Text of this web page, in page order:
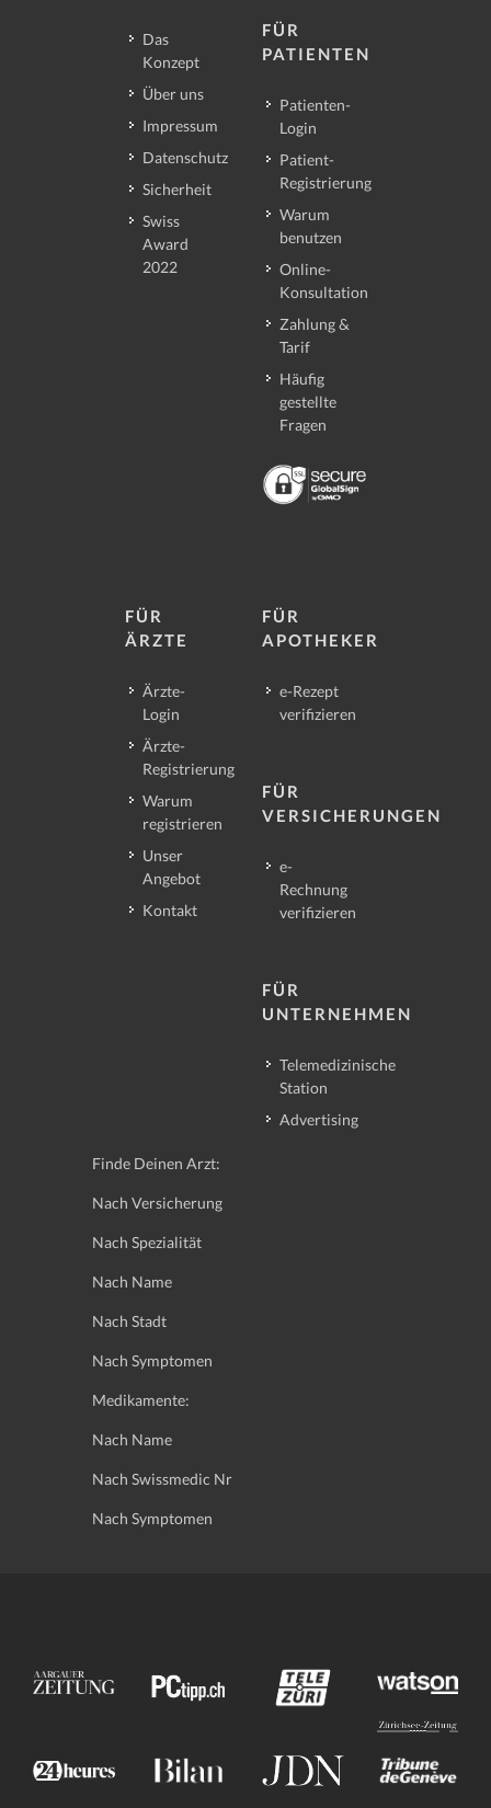
Das
Konzept
Über uns
Impressum
Datenschutz
Sicherheit
Swiss
Award
2022
FÜR
PATIENTEN
Patienten-
Login
Patient-
Registrierung
Warum
benutzen
Online-
Konsultation
Zahlung &
Tarif
Häufig
gestellte
Fragen
FÜR
ÄRZTE
Ärzte-
Login
Ärzte-
Registrierung
Warum
registrieren
Unser
Angebot
Kontakt
FÜR
APOTHEKER
e-Rezept
verifizieren
FÜR
VERSICHERUNGEN
e-
Rechnung
verifizieren
FÜR
UNTERNEHMEN
Telemedizinische
Station
Advertising
Finde Deinen Arzt:
Nach Versicherung
Nach Spezialität
Nach Name
Nach Stadt
Nach Symptomen
Medikamente:
Nach Name
Nach Swissmedic Nr
Nach Symptomen